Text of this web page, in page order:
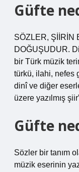
Güfte
SÖZLER, ŞİİRİN
DOĞUŞUDUR.
bir Türk müzik
türkü, ilahi, nefes
dinî ve diğer
üzere yazılmış
Güfte
Sözler bir tanım
müzik eserinin